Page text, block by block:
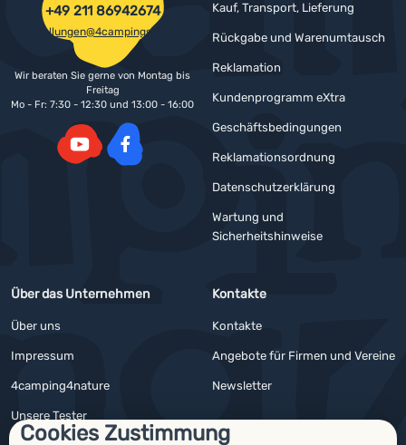
Cookies Zustimmung
Kauf, Transport, Lieferung
Rückgabe und Warenumtausch
Reklamation
Kundenprogramm eXtra
Geschäftsbedingungen
Reklamationsordnung
Datenschutzerklärung
Wartung und
Sicherheitshinweise
Über das Unternehmen
Über uns
Impressum
4camping4nature
Unsere Tester
Kontakte
Kontakte
Angebote für Firmen und Vereine
Newsletter
+49 211 86942674
bestellungen@4campingshop.de
Wir beraten Sie gerne von Montag bis
Freitag
Mo - Fr: 7:30 - 12:30 und 13:00 - 16:00